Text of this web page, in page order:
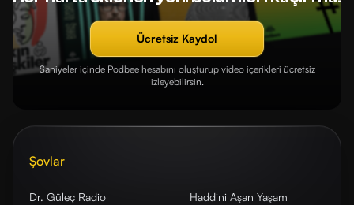
Ücretsiz Kaydol
Saniyeler içinde Podbee hesabını oluşturup video içerikleri ücretsiz
izleyebilirsin.
Şovlar
Dr. Güleç Radio
Haddini Aşan Yaşam